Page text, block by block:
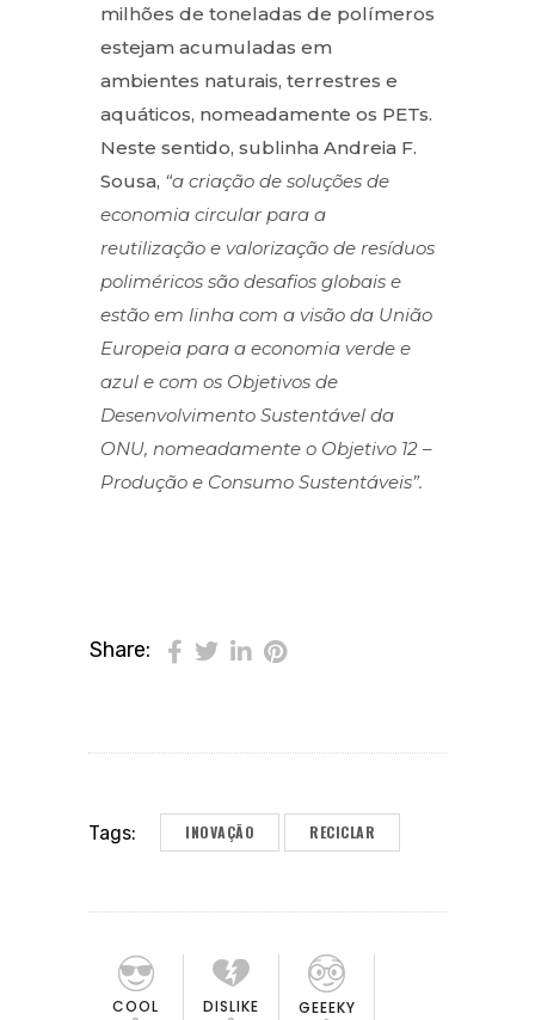
milhões de toneladas de polímeros
estejam acumuladas em
ambientes naturais, terrestres e
aquáticos, nomeadamente os PETs.
Neste sentido, sublinha Andreia F.
Sousa, “a criação de soluções de
economia circular para a
reutilização e valorização de resíduos
poliméricos são desafios globais e
estão em linha com a visão da União
Europeia para a economia verde e
azul e com os Objetivos de
Desenvolvimento Sustentável da
ONU, nomeadamente o Objetivo 12 –
Produção e Consumo Sustentáveis”.
Share:
Tags: INOVAÇÃO RECICLAR
COOL DISLIKE GEEEKY